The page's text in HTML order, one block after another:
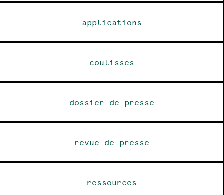
applications
coulisses
dossier de presse
revue de presse
ressources